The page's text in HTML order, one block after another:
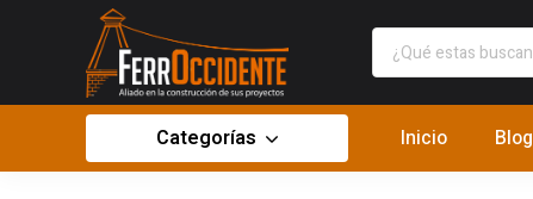
Categorías Inicio Blog